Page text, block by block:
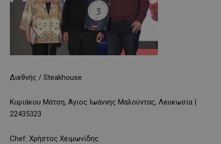
Διεθνής / Steakhouse
Κυριάκου Μάτση, Άγιος Ιωάννης Μαλούντας, Λευκωσία |
22435323
Chef: Χρήστος Χειμωνίδης